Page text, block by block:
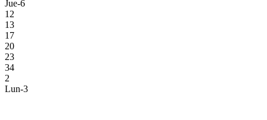
Jue-6
12
13
17
20
23
34
2
Lun-3